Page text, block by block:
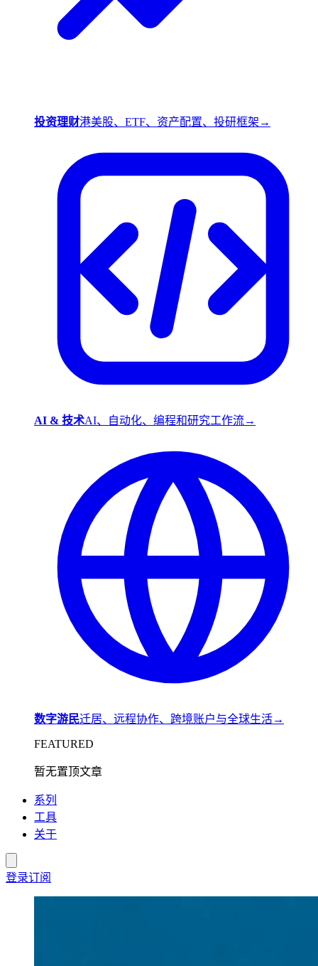
投资理财港美股、ETF、资产配置、投研框架 →
AI & 技术AI、自动化、编程和研究工作流→
数字游民迁居、远程协作、跨境账户与全球生活→
FEATURED
暂无置顶文章
系列
工具
关于
登录订阅